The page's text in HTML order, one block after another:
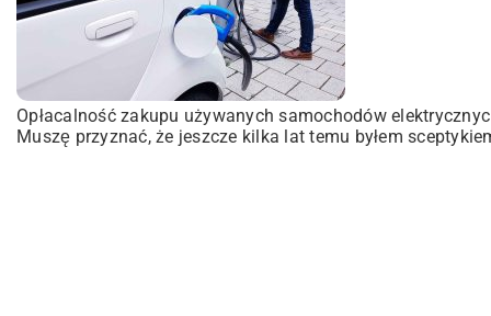
Opłacalność zakupu używanych samochodów
Muszę przyznać, że jeszcze kilka lat temu byłem